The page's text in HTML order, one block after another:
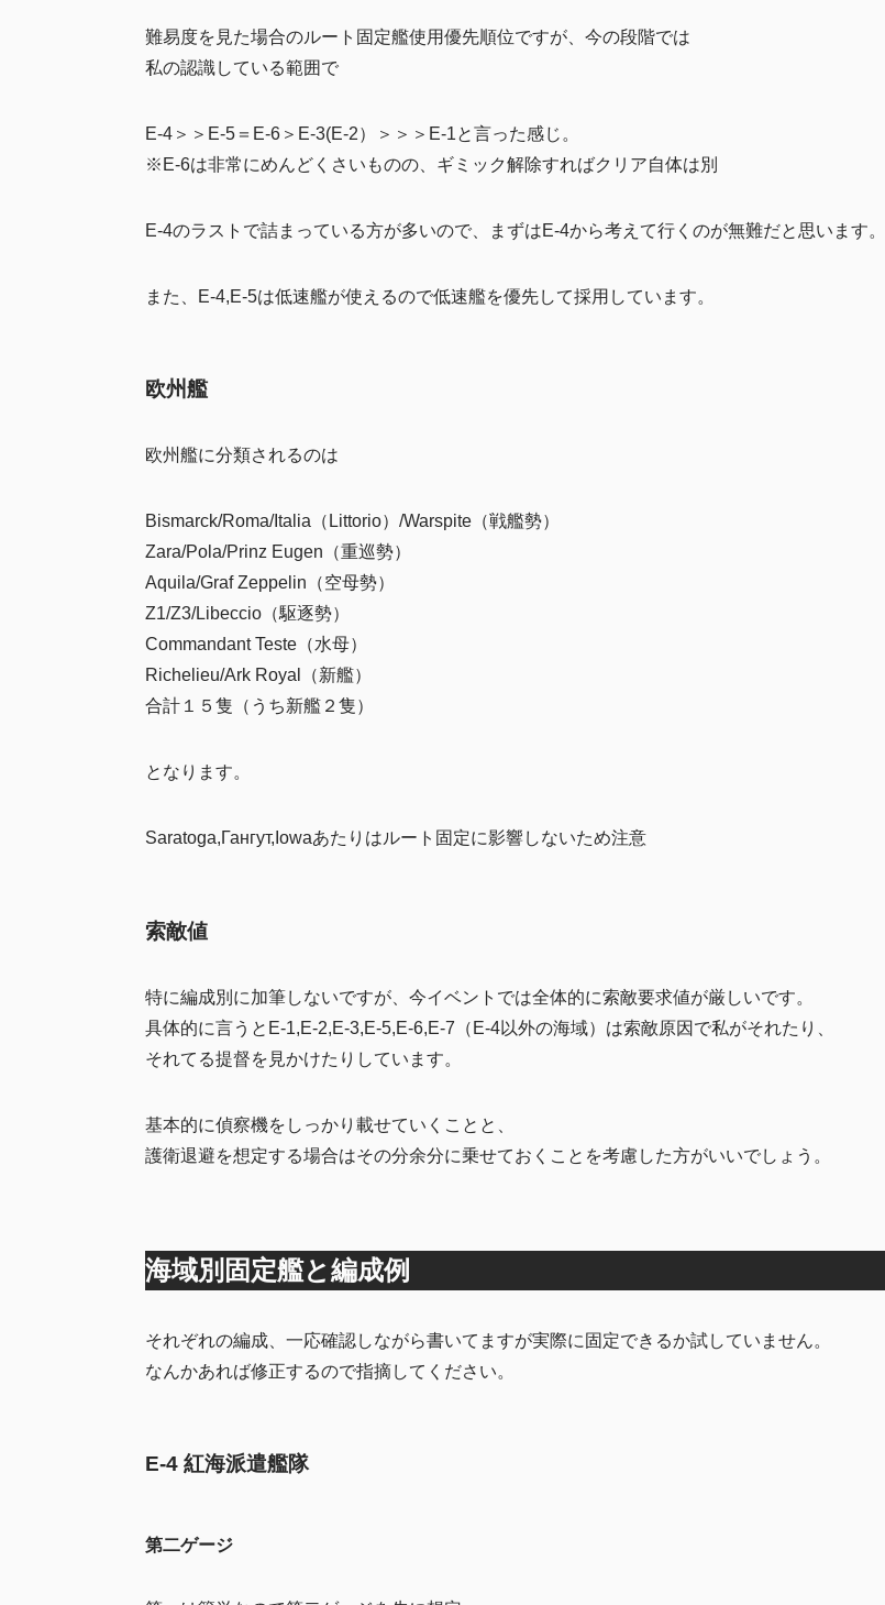
難易度を見た場合のルート固定艦使用優先順位ですが、今の段階では
私の認識している範囲で
E-4＞＞E-5＝E-6＞E-3(E-2）＞＞＞E-1と言った感じ。
※E-6は非常にめんどくさいものの、ギミック解除すればクリア自体は別
E-4のラストで詰まっている方が多いので、まずはE-4から考えて行くのが無難だと思います。
また、E-4,E-5は低速艦が使えるので低速艦を優先して採用しています。
欧州艦
欧州艦に分類されるのは
Bismarck/Roma/Italia（Littorio）/Warspite（戦艦勢）
Zara/Pola/Prinz Eugen（重巡勢）
Aquila/Graf Zeppelin（空母勢）
Z1/Z3/Libeccio（駆逐勢）
Commandant Teste（水母）
Richelieu/Ark Royal（新艦）
合計１５隻（うち新艦２隻）
となります。
Saratoga,Гангут,Iowaあたりはルート固定に影響しないため注意
索敵値
特に編成別に加筆しないですが、今イベントでは全体的に索敵要求値が厳しいです。
具体的に言うとE-1,E-2,E-3,E-5,E-6,E-7（E-4以外の海域）は索敵原因で私がそれたり、
それてる提督を見かけたりしています。
基本的に偵察機をしっかり載せていくことと、
護衛退避を想定する場合はその分余分に乗せておくことを考慮した方がいいでしょう。
海域別固定艦と編成例
それぞれの編成、一応確認しながら書いてますが実際に固定できるか試していません。
なんかあれば修正するので指摘してください。
E-4 紅海派遣艦隊
第二ゲージ